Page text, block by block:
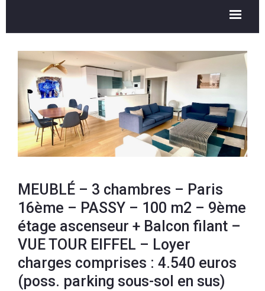
MEUBLÉ – 3 chambres – Paris
16ème – PASSY – 100 m2 – 9ème
étage ascenseur + Balcon filant –
VUE TOUR EIFFEL – Loyer
charges comprises : 4.540 euros
(poss. parking sous-sol en sus)